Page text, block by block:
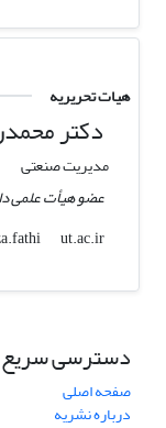
هیات تحریریه
دکتر
مدیریت صنعتی
عضو هیأت علمی
reza.fathi
ut.ac.ir
دسترسی سریع
صفحه اصلی
درباره نشریه